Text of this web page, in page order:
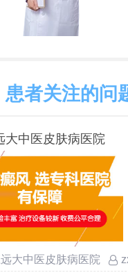
患者关注的问
大中医皮肤病医院
大中医皮肤病医院